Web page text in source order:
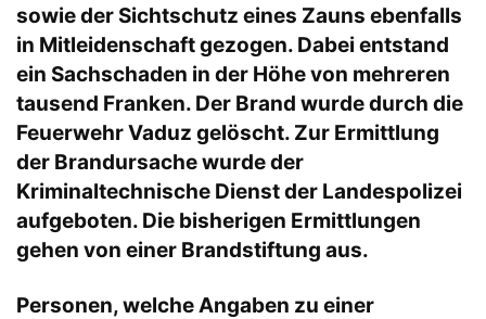
sowie der Sichtschutz eines Zauns ebenfalls
in Mitleidenschaft gezogen. Dabei entstand
ein Sachschaden in der Höhe von mehreren
tausend Franken. Der Brand wurde durch die
Feuerwehr Vaduz gelöscht. Zur Ermittlung
der Brandursache wurde der
Kriminaltechnische Dienst der Landespolizei
aufgeboten. Die bisherigen Ermittlungen
gehen von einer Brandstiftung aus.
Personen, welche Angaben zu einer